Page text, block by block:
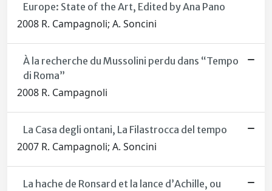
Europe: State of the Art, Edited by Ana Pano
2008 R. Campagnoli; A. Soncini
À la recherche du Mussolini perdu dans “Tempo
di Roma”
2008 R. Campagnoli
La Casa degli ontani, La Filastrocca del tempo
2007 R. Campagnoli; A. Soncini
La hache de Ronsard et la lance d’Achille, ou